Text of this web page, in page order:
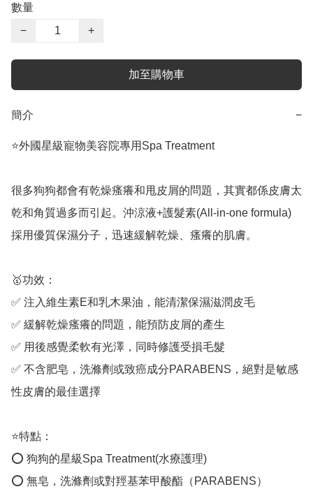
數量
−
+
加至購物車
簡介 −
⭐️外國星級寵物美容院專用Spa Treatment
很多狗狗都會有乾燥瘙癢和甩皮屑的問題，其實都係皮膚太
乾和角質過多而引起。沖涼液+護髮素(All-in-one formula)
採用優質保濕分子，迅速緩解乾燥、瘙癢的肌膚。
🥇功效：
✅ 注入維生素E和乳木果油，能清潔保濕滋潤皮毛
✅ 緩解乾燥瘙癢的問題，能預防皮屑的產生
✅ 用後感覺柔軟有光澤，同時修護受損毛髮
✅ 不含肥皂，洗滌劑或致癌成分PARABENS，絕對是敏感
性皮膚的最佳選擇
⭐️特點：
⭕️ 狗狗的星級Spa Treatment(水療護理)
⭕️ 無皂，洗滌劑或對羥基苯甲酸酯（PARABENS）